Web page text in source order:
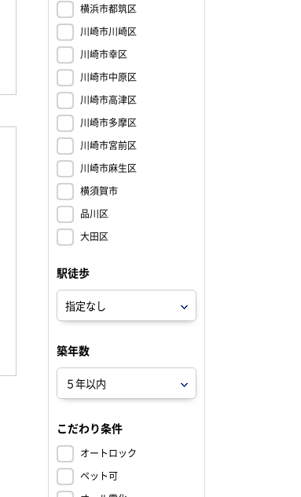
横浜市都筑区
川崎市川崎区
川崎市幸区
川崎市中原区
川崎市高津区
川崎市多摩区
川崎市宮前区
川崎市麻生区
横須賀市
品川区
大田区
駅徒歩
築年数
こだわり条件
オートロック
ペット可